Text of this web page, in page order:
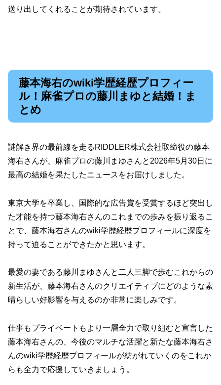
送り出してくれることが期待されています。
藤本海右のwiki学歴経歴プロフィー
ル！麻雀プロの藤川まゆと結婚！ま
とめ
謎解き界の最前線を走るRIDDLER株式会社取締役の藤本
海右さんが、麻雀プロの藤川まゆさんと2026年5月30日に
最高の結婚を果たしたニュースをお届けしました。
東京大学を卒業し、国際的な広告賞を受賞するほど突出し
た才能を持つ藤本海右さんのこれまでの歩みを振り返るこ
とで、藤本海右さんのwiki学歴経歴プロフィールに深度を
持って迫ることができたかと思います。
最愛の妻である藤川まゆさんと二人三脚で歩むこれからの
新生活が、藤本海右さんのクリエイティブにどのような素
晴らしい好影響を与えるのか非常に楽しみです。
仕事もプライベートもより一層全力で取り組むと宣言した
藤本海右さんの、今後のマルチな活躍と新たな藤本海右さ
んのwiki学歴経歴プロフィールが紡がれていくのをこれか
らも全力で応援していきましょう。